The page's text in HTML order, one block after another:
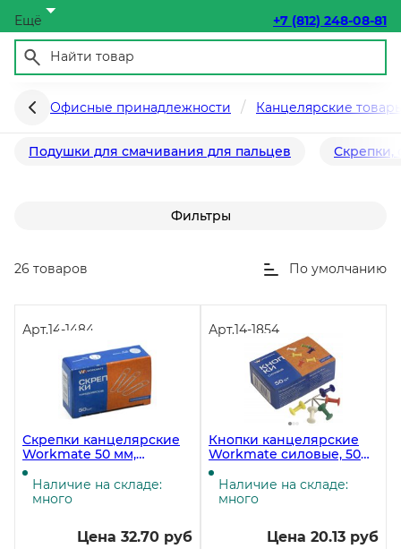
Ещё +7 (812) 248-08-81
Офисные принадлежности Канцелярские
Мелкоофисные принадлежности
Подушки для смачивания для пальцев Скрепки,
Фильтры
26 товаров По умолчанию
Арт.14-1484
Скрепки канцелярские
Workmate 50 мм,
оцинкованные, 50 штук в
упаковке
Наличие на складе:
много
Цена 32.70 руб
Арт.14-1854
Кнопки канцелярские
Workmate силовые, 50
штук в картонной
упаковке
Наличие на складе:
много
Цена 20.13 руб